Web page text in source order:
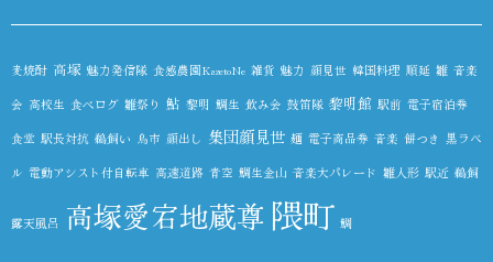
麦焼酎 高塚 魅力発信隊 食感農園KazetoNe 雑貨 魅力 顔見世 韓国料理 順延 雛 音楽
会 高校生 食べログ 雛祭り 鮎 黎明 鯛生 飲み会 鼓笛隊 黎明館 駅前 電子宿泊券
食堂 駅長対抗 鵜飼い 鳥市 顔出し 集団顔見世 麺 電子商品券 音楽 餅つき 黒ラベ
ル 電動アシスト付自転車 高速道路 青空 鯛生金山 音楽大パレード 雛人形 駅近 鵜飼
露天風呂 高塚愛宕地蔵尊 隈町 鯛